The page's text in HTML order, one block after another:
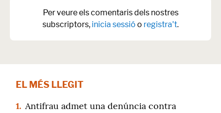
Per veure els comentaris dels nostres
subscriptors, inicia sessió o registra't.
EL MÉS LLEGIT
1. Antifrau admet una denúncia contra